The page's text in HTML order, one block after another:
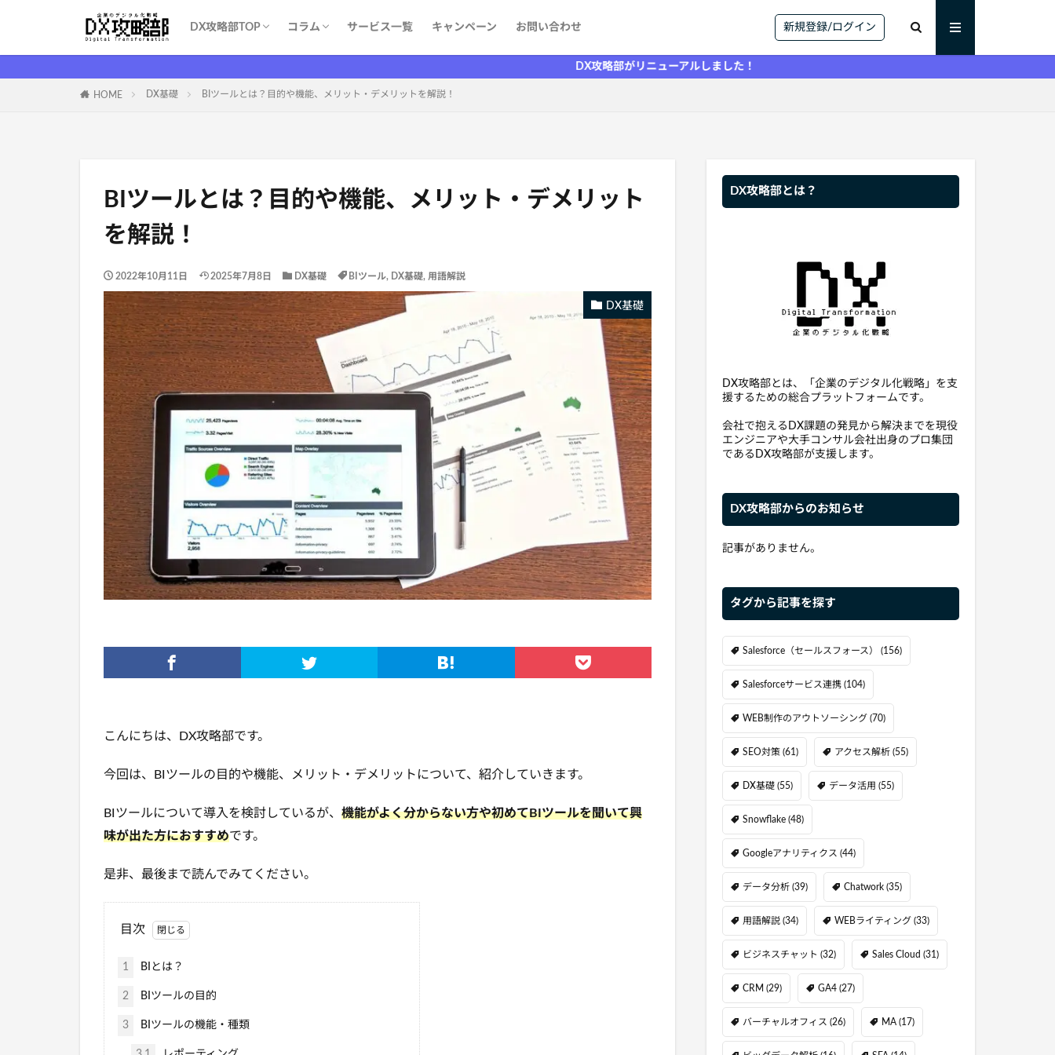
DX攻略部TOP コラム サービス一覧 キャンペーン お問い合わせ 新規登録/ログイン
DX攻略部がリニューアルしました！
HOME DX基礎 BIツールとは？目的や機能、メリット・デメリットを解説！
BIツールとは？目的や機能、メリット・デメリット
を解説！
2022年10月11日 2025年7月8日 DX基礎 BIツール, DX基礎, 用語解説
DX基礎
こんにちは、DX攻略部です。
今回は、BIツールの目的や機能、メリット・デメリットについて、紹介していきます。
BIツールについて導入を検討しているが、 機能がよく分からない方や初めてBIツールを聞いて興
味が出た方におすすめです。
是非、最後まで読んでみてください。
目次
1 BIとは？
2 BIツールの目的
3 BIツールの機能・種類
DX攻略部とは？
DX攻略部とは、「企業のデジタル化戦略」を支
援するための総合プラットフォームです。
会社で抱えるDX課題の発見から解決までを現役
エンジニアや大手コンサル会社出身のプロ集団
であるDX攻略部が支援します。
DX攻略部からのお知らせ
記事がありません。
タグから記事を探す
Salesforce（セールスフォース） (156)
Salesforceサービス連携 (104)
WEB制作のアウトソーシング (70)
SEO対策 (61) アクセス解析 (55)
DX基礎 (55) データ活用 (55)
Snowflake (48)
Googleアナリティクス (44)
データ分析 (39) Chatwork (35)
用語解説 (34) WEBライティング (33)
ビジネスチャット (32) Sales Cloud (31)
CRM (29) GA4 (27)
バーチャルオフィス (26) MA (17)